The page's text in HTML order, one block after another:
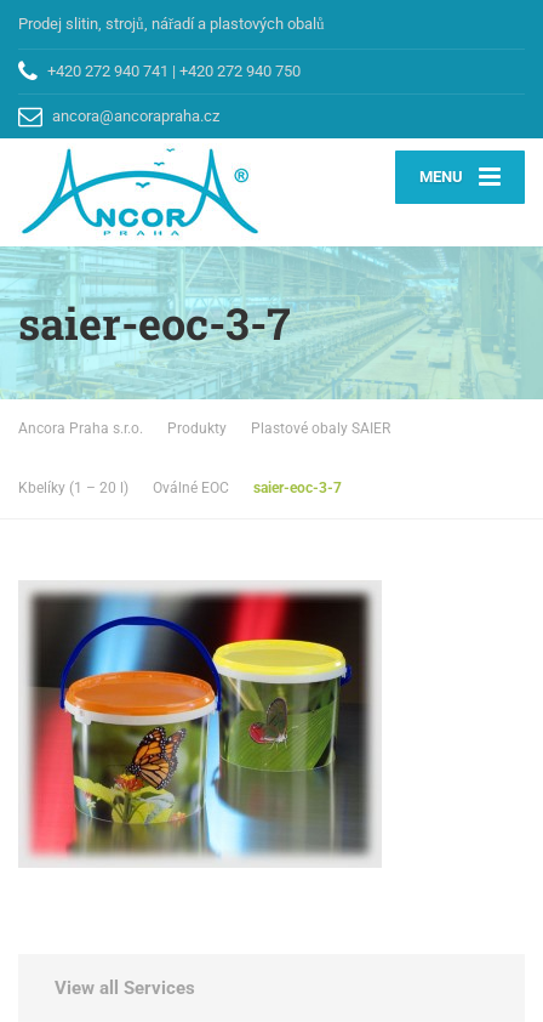
Prodej slitin, strojů, nářadí a plastových obalů
+420 272 940 741 | +420 272 940 750
ancora@ancorapraha.cz
MENU
saier-eoc-3-7
Ancora Praha s.r.o. Produkty Plastové obaly SAIER
Kbelíky (1 – 20 l) Oválné EOC saier-eoc-3-7
View all Services